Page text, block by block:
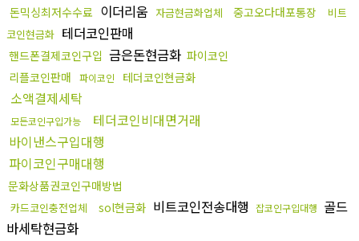
돈믹싱최저수수료 이더리움 자금현금화업체 중고오다대포통장
비트
코인현금화 테더코인판매
핸드폰결제코인구입 금은돈현금화 파이코인
리플코인판매
파이코인 테더코인현금화
소액결제세탁
모든코인구입가능
테더코인비대면거래
바이낸스구입대행
파이코인구매대행
문화상품권코인구매방법
카드코인충전업체 sol현금화 비트코인전송대행 잡코인구입대행 골드
바세탁현금화